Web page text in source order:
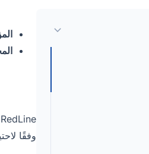
وفقًا